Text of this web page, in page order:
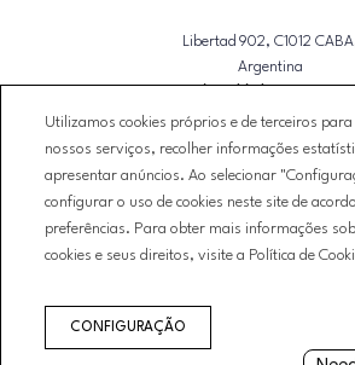
Libertad 902, C1012
Argentina
T. (+54)(11) 3723-
CONTATO
CONDIÇÕES DE
POLÍTICA DE PRIVACIDADE
Utilizamos cookies próprios e de terceiros
nossos serviços, recolher informações
apresentar anúncios. Ao selecionar
configurar o uso de cookies neste site de
preferências. Para obter mais informações
cookies e seus direitos, visite a Política de
CONFIGURAÇÃO